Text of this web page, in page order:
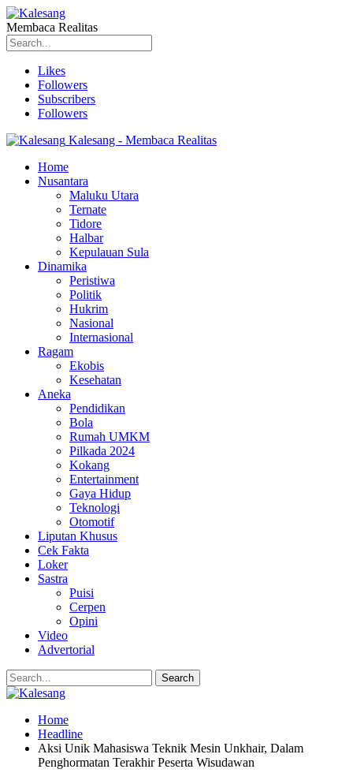
Membaca Realitas
Likes
Followers
Subscribers
Followers
Kalesang - Membaca Realitas
Home
Nusantara
Maluku Utara
Ternate
Tidore
Halbar
Kepulauan Sula
Dinamika
Peristiwa
Politik
Hukrim
Nasional
Internasional
Ragam
Ekobis
Kesehatan
Aneka
Pendidikan
Bola
Rumah UMKM
Pilkada 2024
Kokang
Entertainment
Gaya Hidup
Teknologi
Otomotif
Liputan Khusus
Cek Fakta
Loker
Sastra
Puisi
Cerpen
Opini
Video
Advertorial
Home
Headline
Aksi Unik Mahasiswa Teknik Mesin Unkhair, Dalam
Penghormatan Terakhir Peserta Wisudawan